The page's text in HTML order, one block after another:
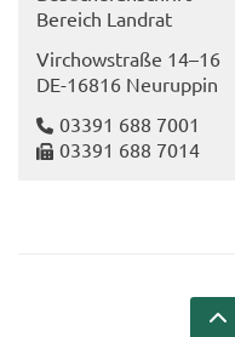
Be­reich Land­rat
Virch­ow­stra­ße 14–16
DE-​16816 Neu­rup­pin
03391 688 7001
03391 688 7014